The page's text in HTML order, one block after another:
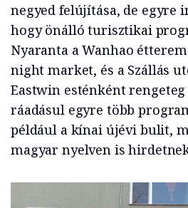
negyed felújítása, de egyre
hogy önálló turisztikai
Nyaranta a Wanhao
night market, és a Szállás
Eastwin esténként
ráadásul egyre több
például a kínai újévi bulit,
magyar nyelven is